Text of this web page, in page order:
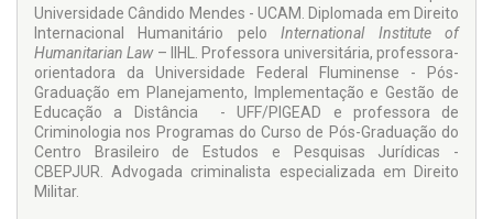
leitura é significativamente indicada também para
acadêmicos e profissionais das demais ciências, nos
programas dos cursos de graduação e pós-graduação.
Universidade Cândido Mendes - UCAM. Diplomada em Direito
Internacional Humanitário peloInternational Institute of
Humanitarian Law – IIHL. Professora universitária, professora-
orientadora da Universidade Federal Fluminense - Pós-
Graduação em Planejamento, Implementação e Gestão de
Educação a Distância - UFF/PIGEAD e professora de
Criminologia nos Programas do Curso de Pós-Graduação do
Centro Brasileiro de Estudos e Pesquisas Jurídicas -
CBEPJUR. Advogada criminalista especializada em Direito
Militar.